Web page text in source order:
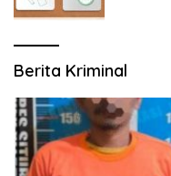
Berita Kriminal